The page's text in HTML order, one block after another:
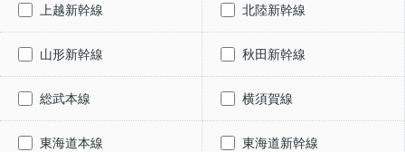
上越新幹線 北陸新幹線
山形新幹線 秋田新幹線
総武本線 横須賀線
東海道本線 東海道新幹線